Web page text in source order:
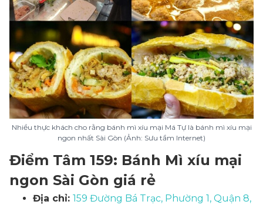
Nhiều thực khách cho rằng bánh mì xíu mại Má Tự là bánh mì xíu mại
ngon nhất Sài Gòn (Ảnh: Sưu tầm Internet)
Điểm Tâm 159: Bánh Mì xíu mại
ngon Sài Gòn giá rẻ
Địa chỉ: 159 Đường Bá Trạc, Phường 1, Quận 8,